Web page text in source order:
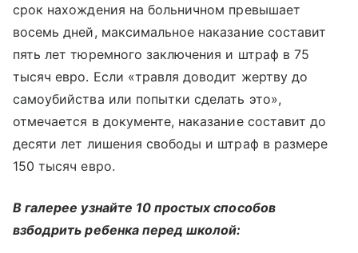
срок нахождения на больничном превышает
восемь дней, максимальное наказание составит
пять лет тюремного заключения и штраф в 75
тысяч евро. Если «травля доводит жертву до
самоубийства или попытки сделать это»,
отмечается в документе, наказание составит до
десяти лет лишения свободы и штраф в размере
150 тысяч евро.
В галерее узнайте 10 простых способов
взбодрить ребенка перед школой: